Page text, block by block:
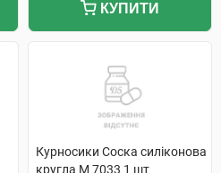
КУПИТИ
Курносики Соска силіконова
кругла M 7033 1 шт